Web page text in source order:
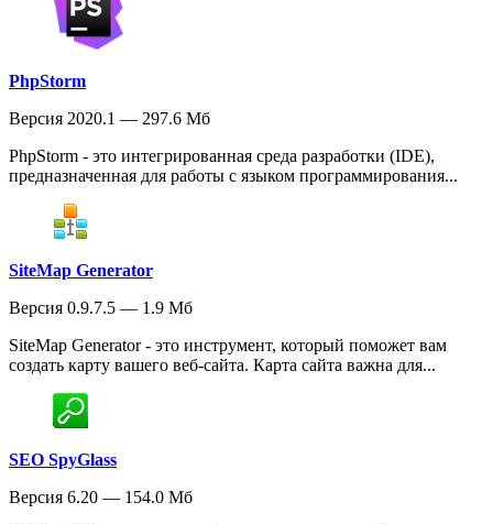
PhpStorm
Версия 2020.1 — 297.6 Мб
PhpStorm - это интегрированная среда разработки (IDE),
предназначенная для работы с языком программирования...
SiteMap Generator
Версия 0.9.7.5 — 1.9 Мб
SiteMap Generator - это инструмент, который поможет вам
создать карту вашего веб-сайта. Карта сайта важна для...
SEO SpyGlass
Версия 6.20 — 154.0 Мб